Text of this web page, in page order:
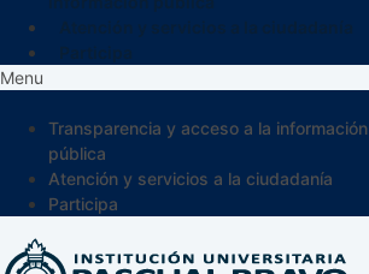
Menu
Transparencia y acceso a la información
pública
Atención y servicios a la ciudadanía
Participa